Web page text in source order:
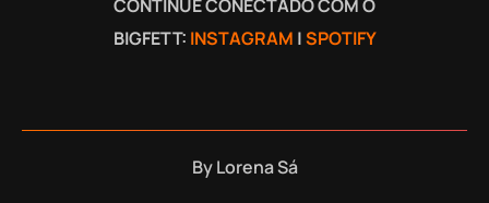
CONTINUE CONECTADO COM O
BIGFETT: INSTAGRAM |SPOTIFY
ByLorena Sá